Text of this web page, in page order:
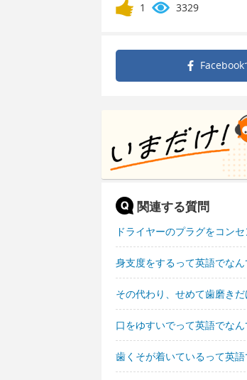
1 3329
Facebook
関連する質問
ドライヤーのプラグをコン
身支度をするって英語でなん
その代わり、せめて歯磨き
口をゆすいでって英語でなん
歯くそが着いているって英